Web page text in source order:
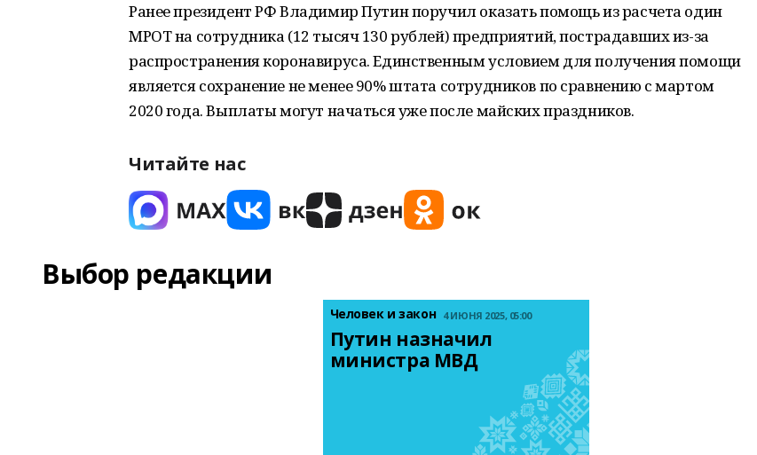
Ранее президент РФ Владимир Путин поручил оказать помощь из расчета один
МРОТ на сотрудника (12 тысяч 130 рублей) предприятий, пострадавших из-за
распространения коронавируса. Единственным условием для получения помощи
является сохранение не менее 90% штата сотрудников по сравнению с мартом
2020 года. Выплаты могут начаться уже после майских праздников.
Читайте нас
Выбор редакции
Человек и закон 4 ИЮНЯ 2025, 05:00
Путин назначил
министра МВД